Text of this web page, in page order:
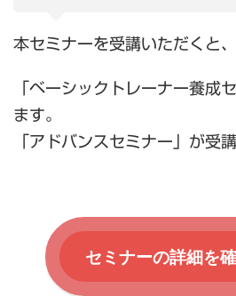
本セミナーを受講いただくと、
「ベーシックトレーナー養成
ます。
「アドバンスセミナー」が受
セミナーの詳細を